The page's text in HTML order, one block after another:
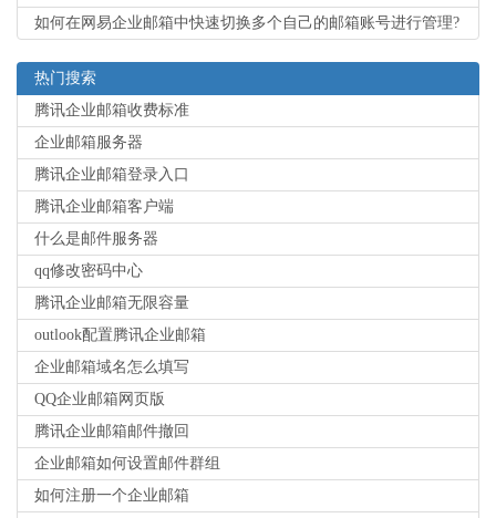
如何在网易企业邮箱中快速切换多个自己的邮箱账号进行管理?
热门搜索
腾讯企业邮箱收费标准
企业邮箱服务器
腾讯企业邮箱登录入口
腾讯企业邮箱客户端
什么是邮件服务器
qq修改密码中心
腾讯企业邮箱无限容量
outlook配置腾讯企业邮箱
企业邮箱域名怎么填写
QQ企业邮箱网页版
腾讯企业邮箱邮件撤回
企业邮箱如何设置邮件群组
如何注册一个企业邮箱